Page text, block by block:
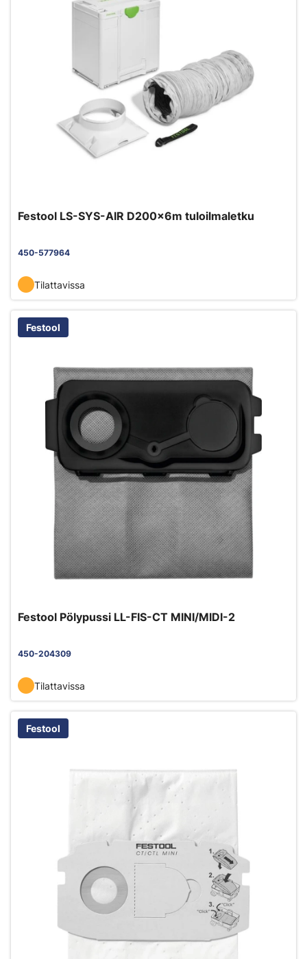
Festool LS-SYS-AIR D200x6m tuloilmaletku
450-577964
Tilattavissa
Festool
Festool Pölypussi LL-FIS-CT MINI/MIDI-2
450-204309
Tilattavissa
Festool